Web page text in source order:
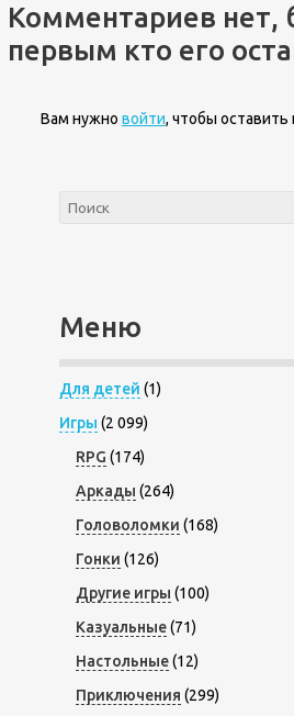
Комментариев нет,
первым кто его
Вам нужно войти, чтобы
Меню
Для детей (1)
Игры (2 099)
RPG (174)
Аркады (264)
Головоломки (168)
Гонки (126)
Другие игры (100)
Казуальные(71)
Настольные(12)
Приключения (299)